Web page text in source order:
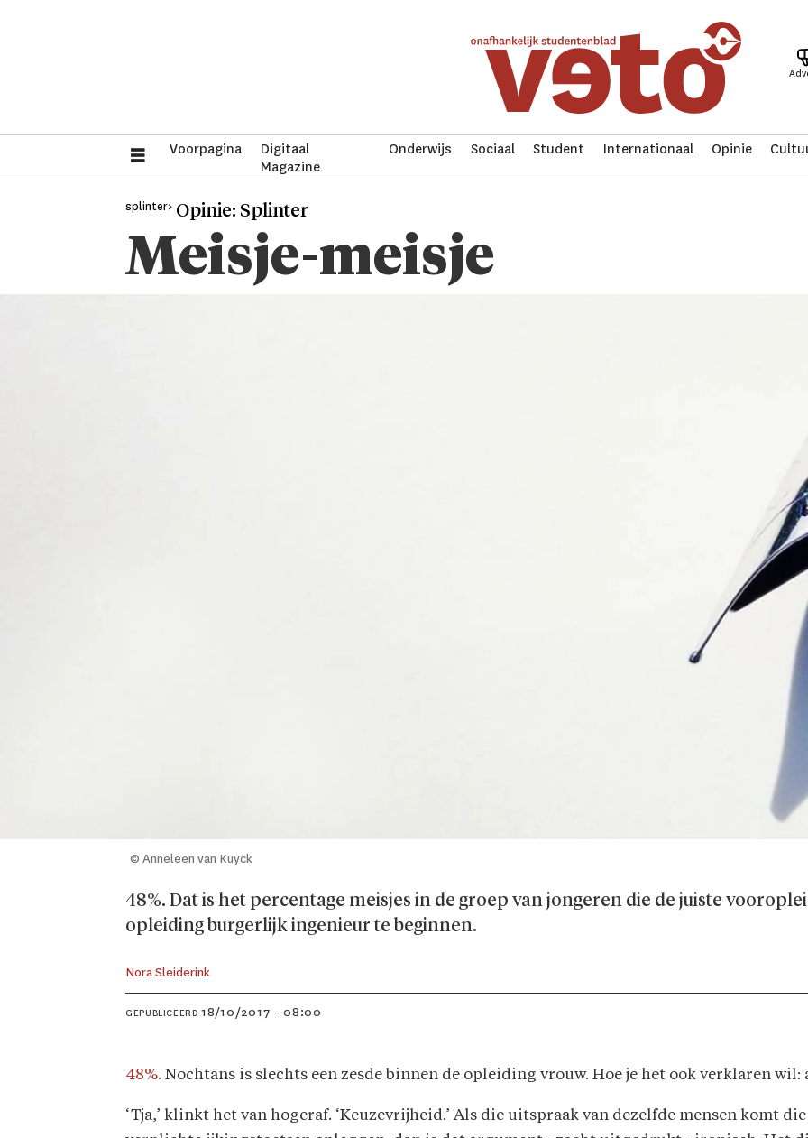
Voorpagina
Digitaal
Magazine
Onderwijs Sociaal Student Internationaal Opinie
splinter> Opinie: Splinter
Meisje-meisje
© Anneleen van Kuyck
48%. Dat is het percentage meisjes in de groep van jongeren die de juiste
opleiding burgerlijk ingenieur te beginnen.
Nora Sleiderink
GEPUBLICEERD 18/10/2017 - 08:00
48%. Nochtans is slechts een zesde binnen de opleiding vrouw. Hoe je het ook verklaren
‘Tja,’ klinkt het van hogeraf. ‘Keuzevrijheid.’ Als die uitspraak van dezelfde mensen komt